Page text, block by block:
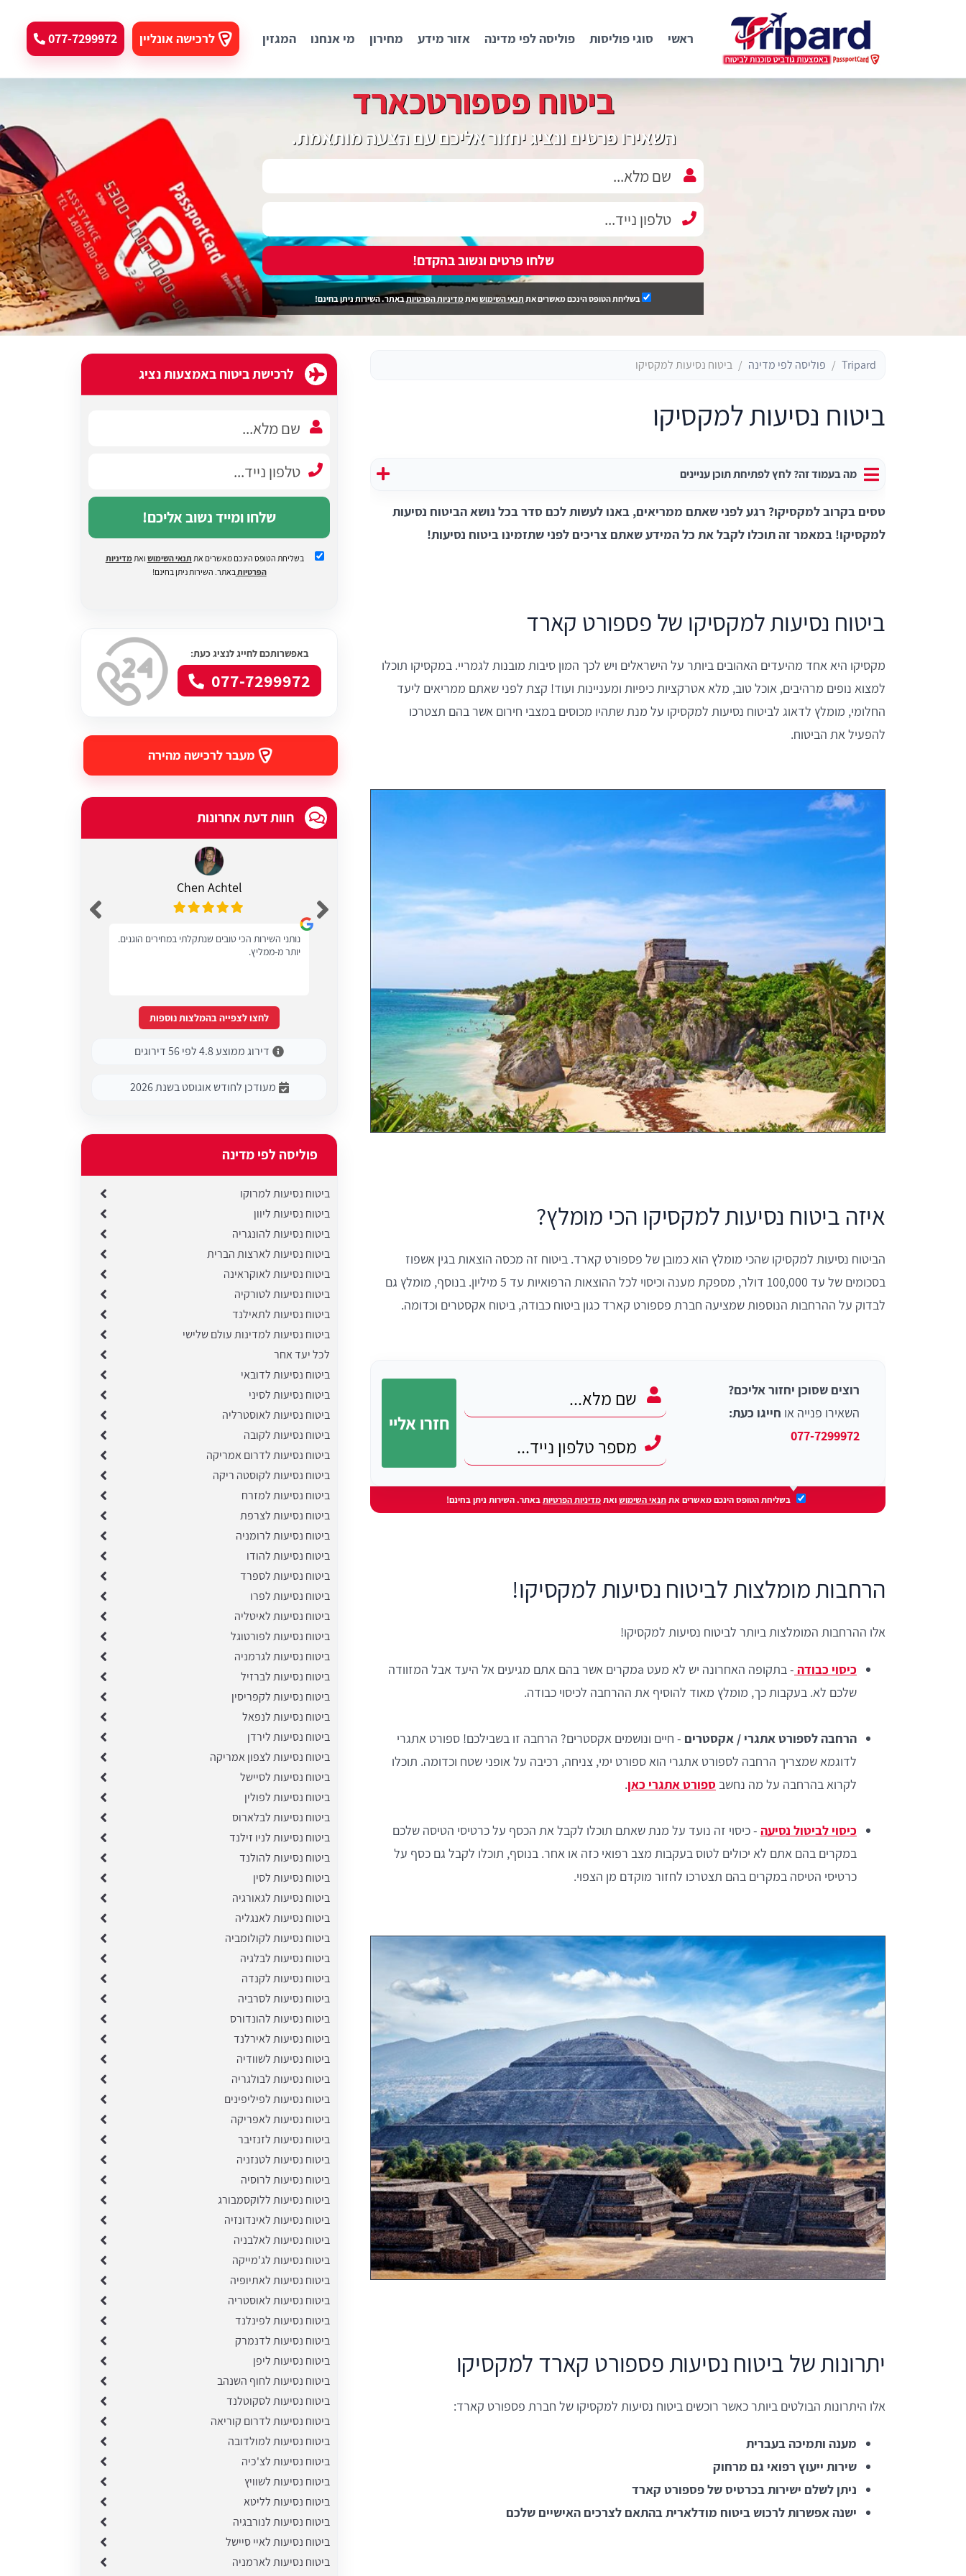
ראשי סוגי פוליסות פוליסה לפי מדינה אזור מידע מחירון מי אנחנו המגזין לרכישה אונליין 077-7299972
ביטוח פספורטכארד
השאירו פרטים ונציג יחזור אליכם עם הצעה מותאמת.
שלחו פרטים ונשוב בהקדם!
בשליחת הטופס הינכם מאשרים את תנאי השימושואת מדיניות הפרטיותבאתר. השירות ניתן בחינם!
Tripard פוליסה לפי מדינה ביטוח נסיעות למקסיקו
ביטוח נסיעות למקסיקו
מה בעמוד זה? לחץ לפתיחת תוכן עניינים
טסים בקרוב למקסיקו? רגע לפני שאתם ממריאים, באנו לעשות לכם סדר בכל נושא הביטוח נסיעות
למקסיקו! במאמר זה תוכלו לקבל את כל המידע שאתם צריכים לפני שתזמינו ביטוח נסיעות!
ביטוח נסיעות למקסיקו של פספורט קארד
מקסיקו היא אחד מהיעדים האהובים ביותר על הישראלים ויש לכך המון סיבות מובנות לגמריי. במקסיקו תוכלו
למצוא נופים מרהיבים, אוכל טוב, מלא אטרקציות כיפיות ומעניינות ועוד! קצת לפני שאתם ממריאים ליעד
החלומי, מומלץ לדאוג לביטוח נסיעות למקסיקו על מנת שתהיו מכוסים במצבי חירום אשר בהם תצטרכו
להפעיל את הביטוח.
איזה ביטוח נסיעות למקסיקו הכי מומלץ?
הביטוח נסיעות למקסיקו שהכי מומלץ הוא כמובן של פספורט קארד. ביטוח זה מכסה הוצאות בגין אשפוז
בסכומים של עד 100,000 דולר, מספקת מענה וכיסוי לכל ההוצאות הרפואיות עד 5 מיליון. בנוסף, מומלץ גם
לבדוק על ההרחבות הנוספות שמציעה חברת פספורט קארד כגון ביטוח כבודה, ביטוח אקסטרים וכדומה.
רוצים שסוכן יחזור אליכם?
השאירו פנייה או חייגו כעת:
077-7299972
בשליחת הטופס הינכם מאשרים אתתנאי השימושואתמדיניות הפרטיותבאתר. השירות ניתן בחינם!
הרחבות מומלצות לביטוח נסיעות למקסיקו!
אלו ההרחבות המומלצות ביותר לביטוח נסיעות למקסיקו!
כיסוי כבודה
- בתקופה האחרונה יש לא מעט aמקרים אשר בהם אתם מגיעים אל היעד אבל המזוודה
שלכם לא. בעקבות כך, מומלץ מאוד להוסיף את ההרחבה לכיסוי כבודה.
הרחבה לספורט אתגרי / אקסטרים - חיים ונושמים אקסטרים? הרחבה זו בשבילכם! ספורט אתגרי
לדוגמא שמצריך הרחבה לספורט אתגרי הוא ספורט ימי, צניחה, רכיבה על אופני שטח וכדומה. תוכלו
לקרוא בהרחבה על מה נחשב ספורט אתגרי כאן.
כיסוי לביטול נסיעה - כיסוי זה נועד על מנת שאתם תוכלו לקבל את הכסף על כרטיסי הטיסה שלכם
במקרים בהם אתם לא יכולים לטוס בעקבות מצב רפואי כזה או אחר. בנוסף, תוכלו לקבל גם כסף על
כרטיסי הטיסה במקרים בהם תצטרכו לחזור מוקדם מן הצפוי.
יתרונות של ביטוח נסיעות פספורט קארד למקסיקו
אלו היתרונות הבולטים ביותר כאשר רוכשים ביטוח נסיעות למקסיקו של חברת פספורט קארד:
מענה ותמיכה בעברית
שירות ייעוץ רפואי גם מרחוק
ניתן לשלם ישירות בכרטיס של פספורט קארד
ישנה אפשרות לרכוש ביטוח מודלארית בהתאם לצרכים האישיים שלכם
לרכישת ביטוח באמצעות נציג
שלחו ומייד נשוב אליכם!
בשליחת הטופס הינכם מאשרים את תנאי השימוש ואתמדיניות
הפרטיות באתר. השירות ניתן בחינם!
באפשרותכם לחייג לנציג כעת:
077-7299972
מעבר לרכישה מהירה
חוות דעת אחרונות
Chen Achtel
נותני השירות הכי טובים שנתקלתי במחירים הוגנים.
יותר מ-ממליץ.
adir ofir
שירות נהדר ויעיל, מענה הומאניטרי בכל שעה.
שירות נהדר ומענה מהיר, עשו לי ביטוח במחיר
לחצו לצפייה בהמלצות נוספות
דירוג ממוצע 4.8 לפי 56 דירוגים
מעודכן לחודש אוגוסט בשנת 2026
פוליסה לפי מדינה
ביטוח נסיעות למרוקו
ביטוח נסיעות ליוון
ביטוח נסיעות להונגריה
ביטוח נסיעות לארצות הברית
ביטוח נסיעות לאוקראינה
ביטוח נסיעות לטורקיה
ביטוח נסיעות לתאילנד
ביטוח נסיעות למדינות עולם שלישי
לכל יעד אחר
ביטוח נסיעות לדובאי
ביטוח נסיעות לסיני
ביטוח נסיעות לאוסטרליה
ביטוח נסיעות לקובה
ביטוח נסיעות לדרום אמריקה
ביטוח נסיעות לקוסטה ריקה
ביטוח נסיעות למזרח
ביטוח נסיעות לצרפת
ביטוח נסיעות לרומניה
ביטוח נסיעות להודו
ביטוח נסיעות לספרד
ביטוח נסיעות לפרו
ביטוח נסיעות לאיטליה
ביטוח נסיעות לפורטוגל
ביטוח נסיעות לגרמניה
ביטוח נסיעות לברזיל
ביטוח נסיעות לקפריסין
ביטוח נסיעות לנפאל
ביטוח נסיעות לירדן
ביטוח נסיעות לצפון אמריקה
ביטוח נסיעות לסיישל
ביטוח נסיעות לפולין
ביטוח נסיעות לבלארוס
ביטוח נסיעות לניו זילנד
ביטוח נסיעות להולנד
ביטוח נסיעות לסין
ביטוח נסיעות לגאורגיה
ביטוח נסיעות לאנגליה
ביטוח נסיעות לקולומביה
ביטוח נסיעות לבלגיה
ביטוח נסיעות לקנדה
ביטוח נסיעות לסרביה
ביטוח נסיעות להונדורס
ביטוח נסיעות לאירלנד
ביטוח נסיעות לשוודיה
ביטוח נסיעות לבולגריה
ביטוח נסיעות לפיליפינים
ביטוח נסיעות לאפריקה
ביטוח נסיעות לזנזיבר
ביטוח נסיעות לטנזניה
ביטוח נסיעות לרוסיה
ביטוח נסיעות ללוקסמבורג
ביטוח נסיעות לאינדונזיה
ביטוח נסיעות לאלבניה
ביטוח נסיעות לג'מייקה
ביטוח נסיעות לאתיופיה
ביטוח נסיעות לאוסטריה
ביטוח נסיעות לפינלנד
ביטוח נסיעות לדנמרק
ביטוח נסיעות ליפן
ביטוח נסיעות לחוף השנהב
ביטוח נסיעות לסקוטלנד
ביטוח נסיעות לדרום קוריאה
ביטוח נסיעות למולדובה
ביטוח נסיעות לצ'כיה
ביטוח נסיעות לשוויץ
ביטוח נסיעות לליטא
ביטוח נסיעות לנורבגיה
ביטוח נסיעות לאיי סיישל
ביטוח נסיעות לארמניה